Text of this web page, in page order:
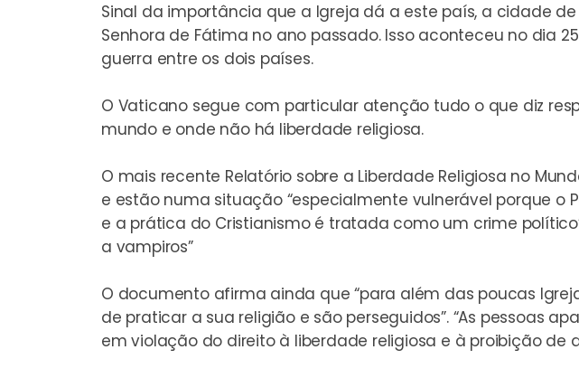
Sinal da importância que a Igreja dá a este país, a cidade de
Senhora de Fátima no ano passado. Isso aconteceu no dia
guerra entre os dois países.
O Vaticano segue com particular atenção tudo o que diz
mundo e onde não há liberdade religiosa.
O mais recente Relatório sobre a Liberdade Religiosa no
e estão numa situação “especialmente vulnerável porque o
e a prática do Cristianismo é tratada como um crime
a vampiros”
O documento afirma ainda que “para além das poucas
de praticar a sua religião e são perseguidos”. “As pessoas
em violação do direito à liberdade religiosa e à proibição de